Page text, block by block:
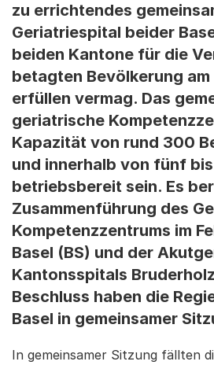
zu errichtendes
Geriatriespital beider
beiden Kantone für die
betagten Bevölkerung
erfüllen vermag. Das
geriatrische
Kapazität von rund 300
und innerhalb von fünf
betriebsbereit sein. Es
Zusammenführung des
Kompetenzzentrums im
Basel (BS) und der
Kantonsspitals
Beschluss haben die
Basel in gemeinsamer
In gemeinsamer Sitzung fällten